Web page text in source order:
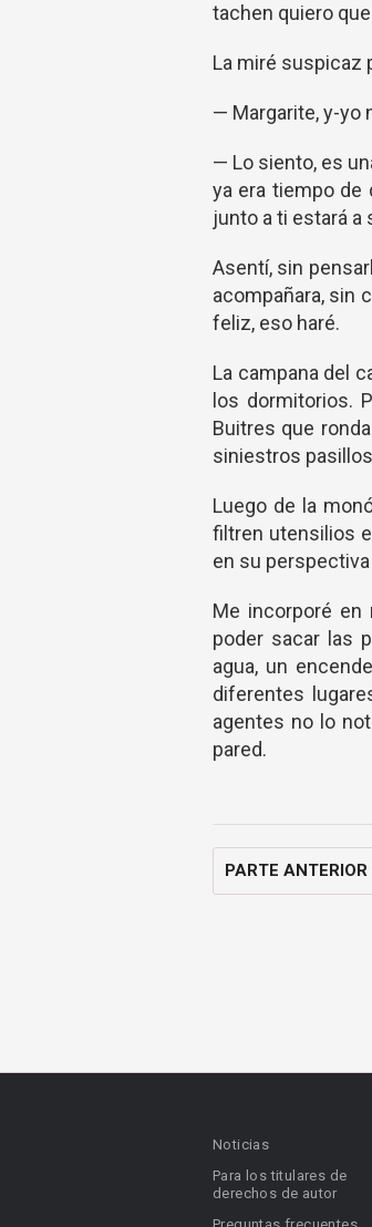
tachen quiero
La miré suspicaz
— Margarite, y-yo
— Lo siento, es
ya era tiempo de
junto a ti estará a
Asentí, sin
acompañara, sin
feliz, eso haré.
La campana del
los dormitorios.
Buitres que
siniestros
Luego de la
filtren utensilios
en su
Me incorporé en
poder sacar las
agua, un
diferentes
agentes no lo
pared.
PARTE ANTERIOR
Noticias
Para los titulares de
derechos de autor